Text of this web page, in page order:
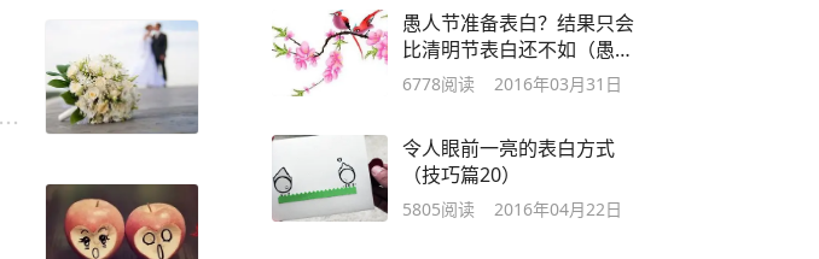
愚人节准备表白？结果只会
比清明节表白还不如（愚人
节特别篇3）
6778阅读 2016年03月31日
令人眼前一亮的表白方式
（技巧篇20）
5805阅读 2016年04月22日